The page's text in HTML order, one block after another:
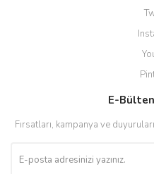
E-
Fırsatları, kampanya ve